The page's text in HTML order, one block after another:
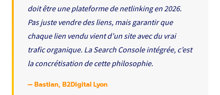
doit être une plateforme de netlinking en 2026.
Pas juste vendre des liens, mais garantir que
chaque lien vendu vient d’un site avec du vrai
trafic organique. La Search Console intégrée, c’est
la concrétisation de cette philosophie.
— Bastian, B2Digital Lyon